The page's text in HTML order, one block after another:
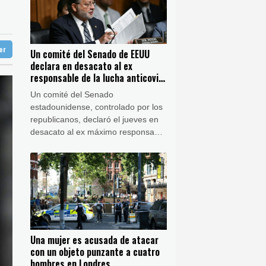
37 °C
Ibiza
29 °C
José
37 °C
de la lucha anticovid Anthony Fauci
Un comité del Senado de EEUU
declara en desacato al ex
responsable de la lucha anticovid
Anthony Fauci
Un comité del Senado
estadounidense, controlado por los
republicanos, declaró el jueves en
desacato al ex máximo responsable
Anthony Fauci, por negarse a
contestar la semana pasada a las
preguntas de los miembros de la
comisión.
Una mujer es acusada de atacar
con un objeto punzante a cuatro